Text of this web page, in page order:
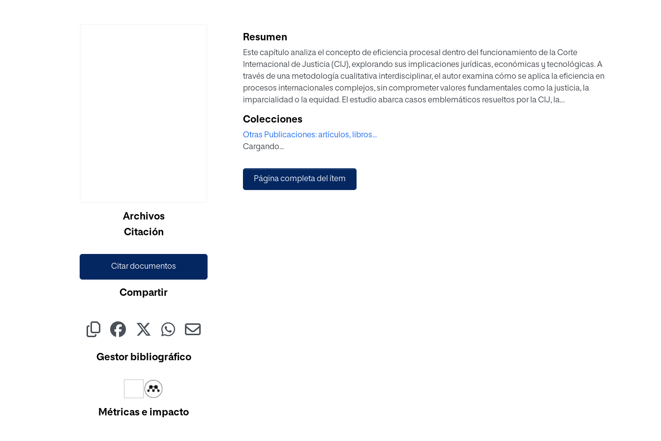
Archivos
Citación
Citar documentos
Compartir
Gestor bibliográfico
Métricas e impacto
Resumen
Este capítulo analiza el concepto de eficiencia procesal dentro del funcionamiento de la Corte
Internacional de Justicia (CIJ), explorando sus implicaciones jurídicas, económicas y tecnológicas. A
través de una metodología cualitativa interdisciplinar, el autor examina cómo se aplica la eficiencia en
procesos internacionales complejos, sin comprometer valores fundamentales como la justicia, la
imparcialidad o la equidad. El estudio abarca casos emblemáticos resueltos por la CIJ, la
artificial, y los desafíos asociados al análisis económico del derecho en el ámbito internacional. La
obra busca contribuir al debate académico sobre los límites y posibilidades de una justicia
internacional eficiente y accesible.
Colecciones
Otras Publicaciones: artículos, libros...
Cargando...
Página completa del ítem